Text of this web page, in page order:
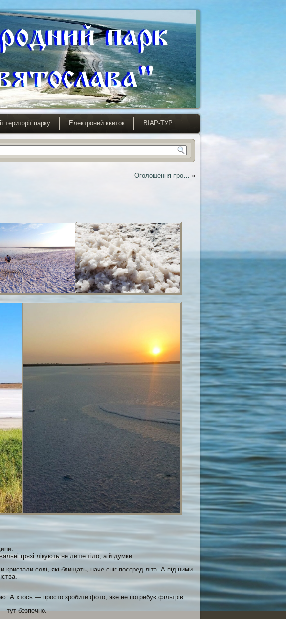
території парку Електроний квиток ВІАР-ТУР
Оголошення про… »
грязі лікують не лише тіло, а й думки.
солі, які блищать, наче сніг посеред літа. А під ними
А хтось — просто зробити фото, яке не потребує фільтрів.
тут безпечно.